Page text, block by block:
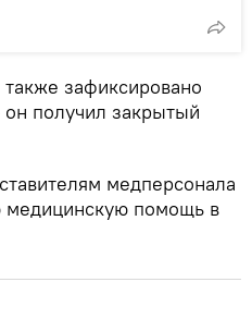
зафиксировано
получил закрытый
медперсонала
медицинскую помощь в